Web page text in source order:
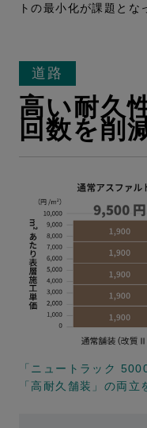
トの最小化が課題とな
道路
高い耐久
回数を削
「ニュートラック
「高耐久舗装」の両立